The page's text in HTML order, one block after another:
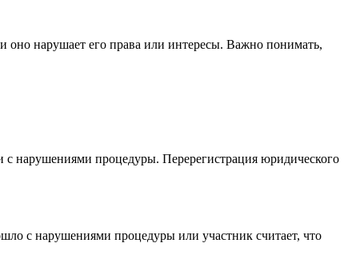
нарушает его права или интересы. Важно понимать,
с нарушениями процедуры. Перерегистрация юридического
с нарушениями процедуры или участник считает, что